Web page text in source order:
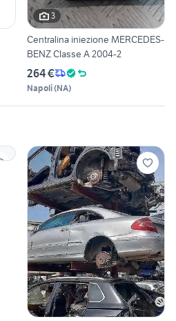
3
Centralina iniezione MERCEDES-
BENZ Classe A 2004-2
264 €
Napoli(NA)